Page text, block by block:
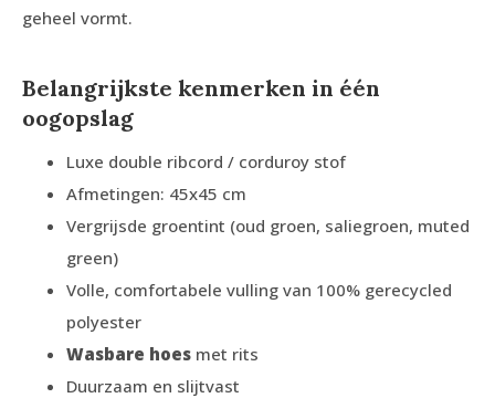
geheel vormt.
Belangrijkste kenmerken in één
oogopslag
Luxe double ribcord / corduroy stof
Afmetingen: 45x45 cm
Vergrijsde groentint (oud groen, saliegroen, muted
green)
Volle, comfortabele vulling van 100% gerecycled
polyester
Wasbare hoes met rits
Duurzaam en slijtvast